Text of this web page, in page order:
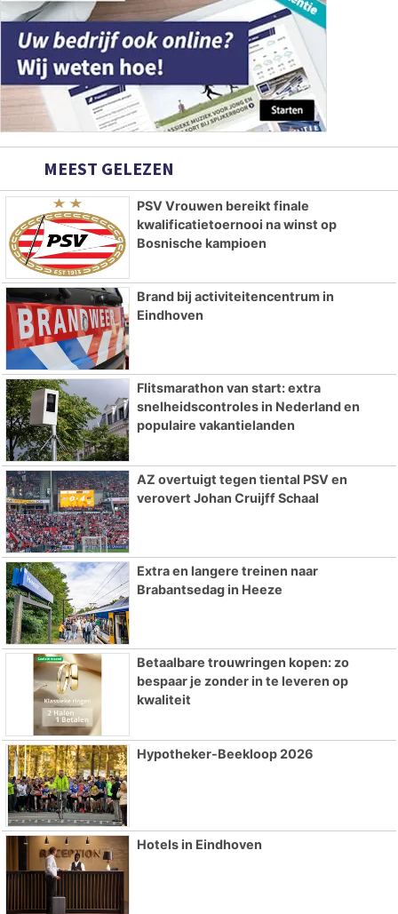
MEEST GELEZEN
PSV Vrouwen bereikt finale
kwalificatietoernooi na winst op
Bosnische kampioen
Brand bij activiteitencentrum in
Eindhoven
Flitsmarathon van start: extra
snelheidscontroles in Nederland en
populaire vakantielanden
AZ overtuigt tegen tiental PSV en
verovert Johan Cruijff Schaal
Extra en langere treinen naar
Brabantsedag in Heeze
Betaalbare trouwringen kopen: zo
bespaar je zonder in te leveren op
kwaliteit
Hypotheker-Beekloop 2026
Hotels in Eindhoven